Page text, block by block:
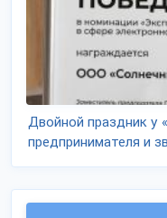
Двойной праздник у
предпринимателя и